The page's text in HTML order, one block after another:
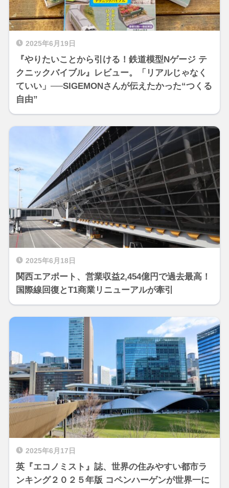
2025年6月19日
『やりたいことから引ける！鉄道模型Nゲージ テ
クニックバイブル』レビュー。「リアルじゃなく
ていい」──SIGEMONさんが伝えたかった“つくる
自由”
2025年6月18日
関西エアポート、営業収益2,454億円で過去最高！
国際線回復とT1商業リニューアルが牽引
2025年6月17日
英『エコノミスト』誌、世界の住みやすい都市ラ
ンキング２０２５年版 コペンハーゲンが世界一に